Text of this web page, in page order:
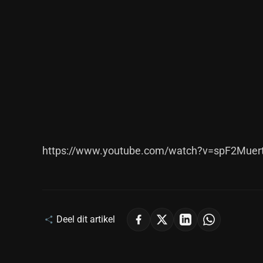
https://www.youtube.com/
Deel dit artikel